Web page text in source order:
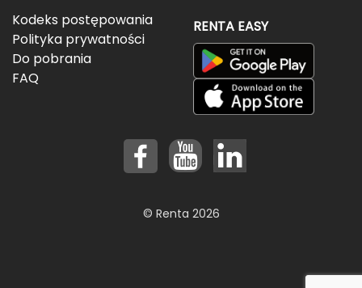
Kodeks postępowania
Polityka prywatności
Do pobrania
FAQ
RENTA EASY
© Renta 2026